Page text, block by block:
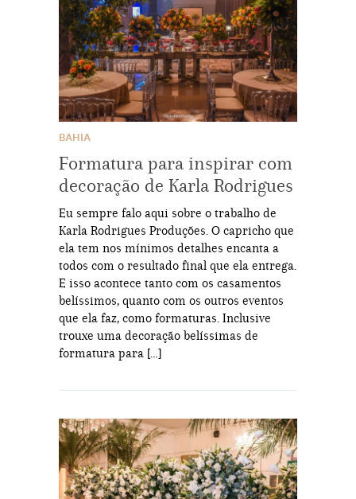
BAHIA
Formatura para inspirar com
decoração de Karla Rodrigues
Eu sempre falo aqui sobre o trabalho de
Karla Rodrigues Produções. O capricho que
ela tem nos mínimos detalhes encanta a
todos com o resultado final que ela entrega.
E isso acontece tanto com os casamentos
belíssimos, quanto com os outros eventos
que ela faz, como formaturas. Inclusive
trouxe uma decoração belíssimas de
formatura para […]